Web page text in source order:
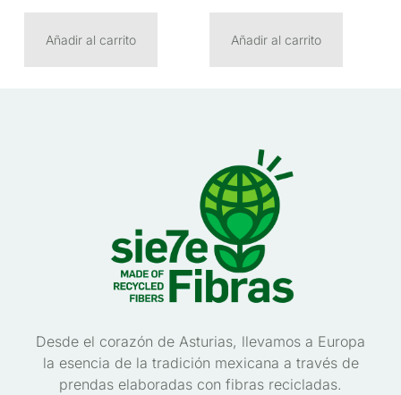
Añadir al carrito Añadir al carrito
Desde el corazón de Asturias, llevamos a Europa
la esencia de la tradición mexicana a través de
prendas elaboradas con fibras recicladas.